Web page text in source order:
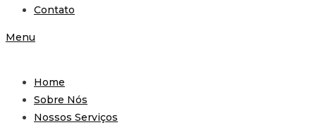
Contato
Menu
Home
Sobre Nós
Nossos Serviços